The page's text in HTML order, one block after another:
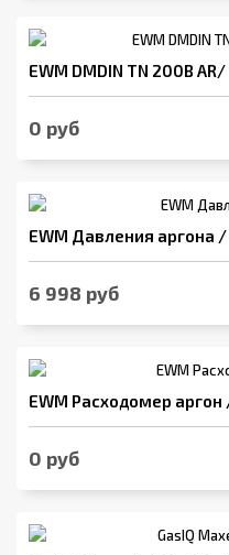
EWM DMDIN TN 200B AR/
0 руб
EWM Давления аргона
6 998 руб
EWM Расходомер аргон
0 руб